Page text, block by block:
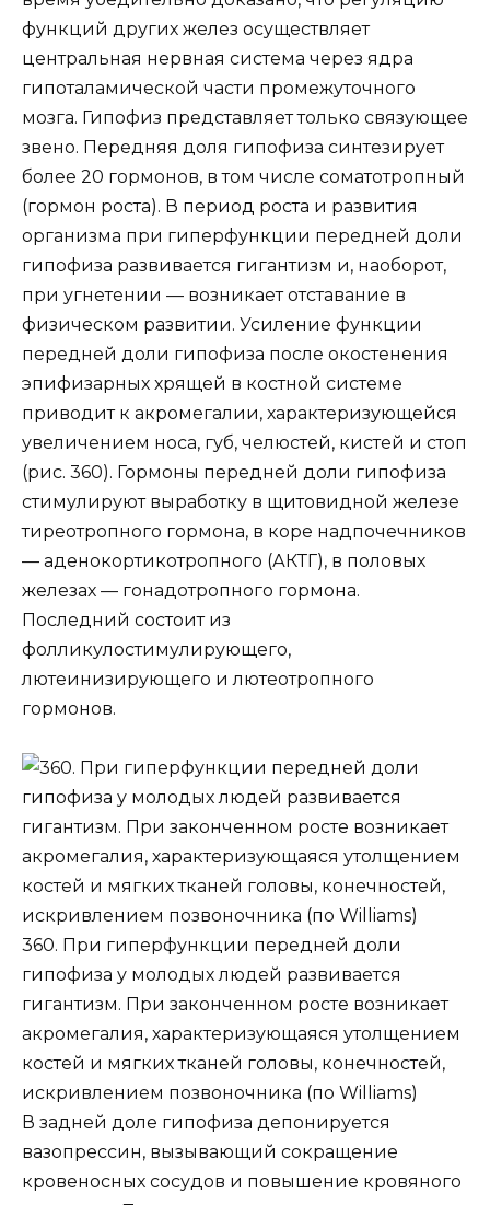
функций других желез осуществляет
центральная нервная система через ядра
гипоталамической части промежуточного
мозга. Гипофиз представляет только связующее
звено. Передняя доля гипофиза синтезирует
более 20 гормонов, в том числе соматотропный
(гормон роста). В период роста и развития
организма при гиперфункции передней доли
гипофиза развивается гигантизм и, наоборот,
при угнетении — возникает отставание в
физическом развитии. Усиление функции
передней доли гипофиза после окостенения
эпифизарных хрящей в костной системе
приводит к акромегалии, характеризующейся
увеличением носа, губ, челюстей, кистей и стоп
(рис. 360). Гормоны передней доли гипофиза
стимулируют выработку в щитовидной железе
тиреотропного гормона, в коре надпочечников
— аденокортикотропного (АКТГ), в половых
железах — гонадотропного гормона.
Последний состоит из
фолликулостимулирующего,
лютеинизирующего и лютеотропного
гормонов.
360. При гиперфункции передней доли
гипофиза у молодых людей развивается
гигантизм. При законченном росте возникает
акромегалия, характеризующаяся утолщением
костей и мягких тканей головы, конечностей,
искривлением позвоночника (по Williams)
В задней доле гипофиза депонируется
вазопрессин, вызывающий сокращение
кровеносных сосудов и повышение кровяного